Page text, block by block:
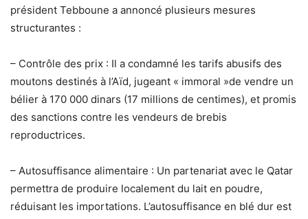
président Tebboune a annoncé plusieurs mesures
structurantes :
– Contrôle des prix : Il a condamné les tarifs abusifs des
moutons destinés à l’Aïd, jugeant « immoral »de vendre un
bélier à 170 000 dinars (17 millions de centimes), et promis
des sanctions contre les vendeurs de brebis
reproductrices.
– Autosuffisance alimentaire : Un partenariat avec le Qatar
permettra de produire localement du lait en poudre,
réduisant les importations. L’autosuffisance en blé dur est